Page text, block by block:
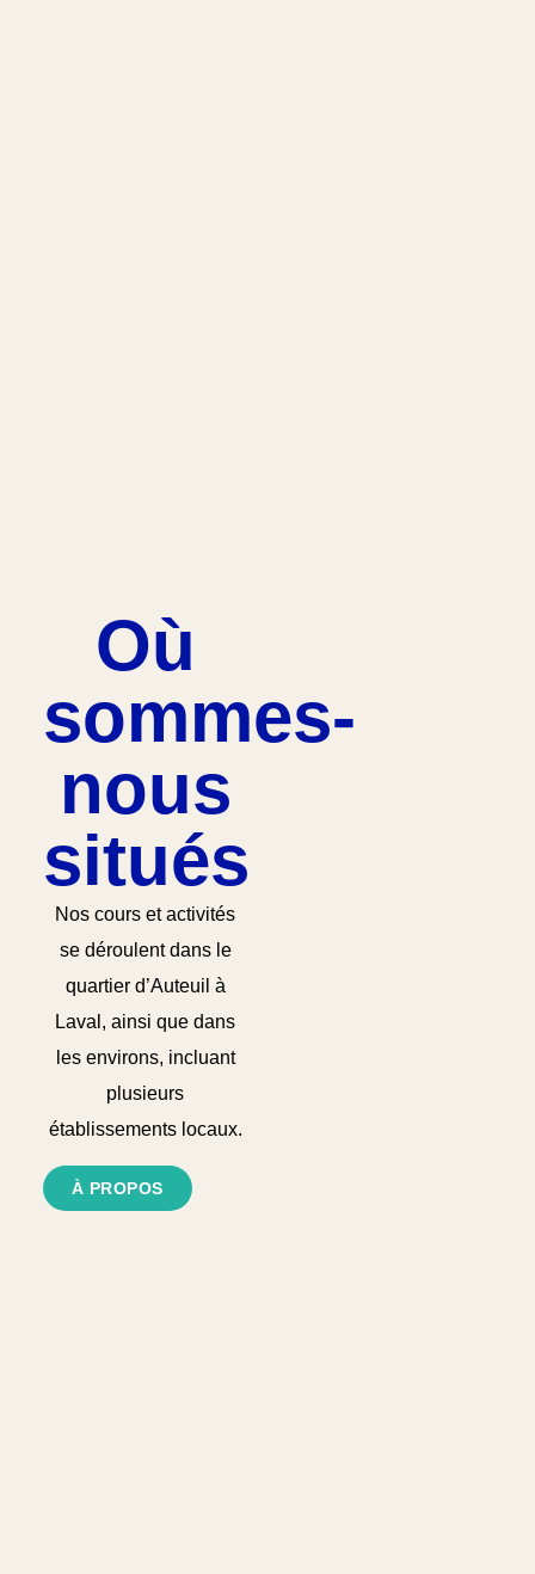
Où
sommes-
nous
situés
Nos cours et activités
se déroulent dans le
quartier d’Auteuil à
Laval, ainsi que dans
les environs, incluant
plusieurs
établissements locaux.
À PROPOS